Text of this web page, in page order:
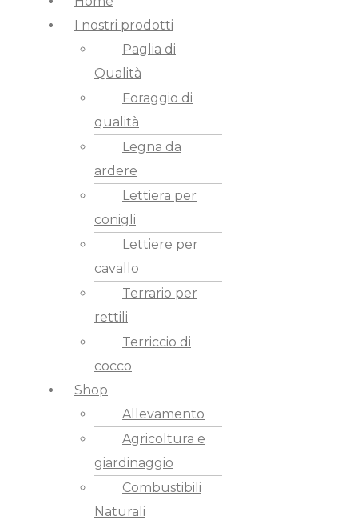
I nostri prodotti
Paglia di
Qualità
Foraggio di
qualità
Legna da
ardere
Lettiera per
conigli
Lettiere per
cavallo
Terrario per
rettili
Terriccio di
cocco
Shop
Allevamento
Agricoltura e
giardinaggio
Combustibili
Naturali